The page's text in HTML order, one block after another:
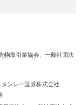
物取引業協会、一般社団法
ンレー証券株式会社